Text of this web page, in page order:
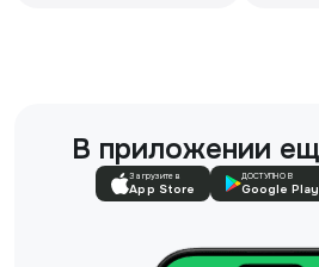
В приложении
Загрузите в
App Store
ДОСТУПНО В
Google Play